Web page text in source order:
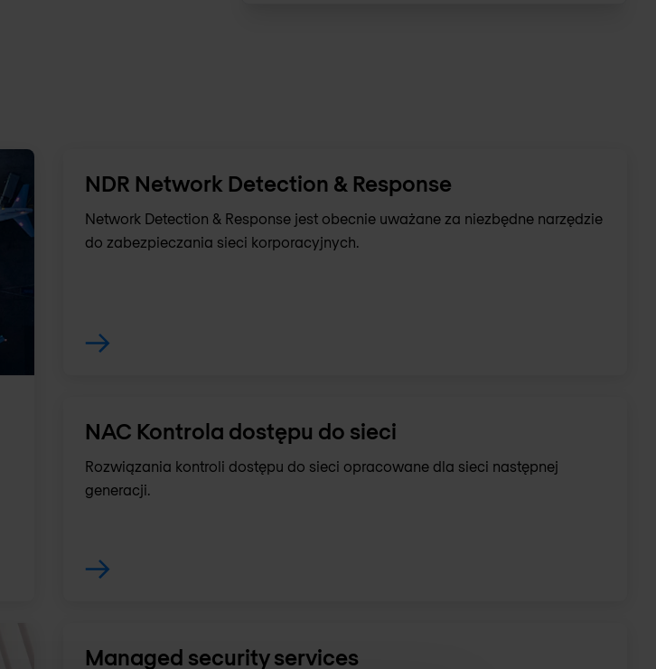
NDR Network Detection & Response
Network Detection & Response jest obecnie uważane za niezbędne narzędzie
do zabezpieczania sieci korporacyjnych.
NAC Kontrola dostępu do sieci
Rozwiązania kontroli dostępu do sieci opracowane dla sieci następnej
generacji.
Managed security services